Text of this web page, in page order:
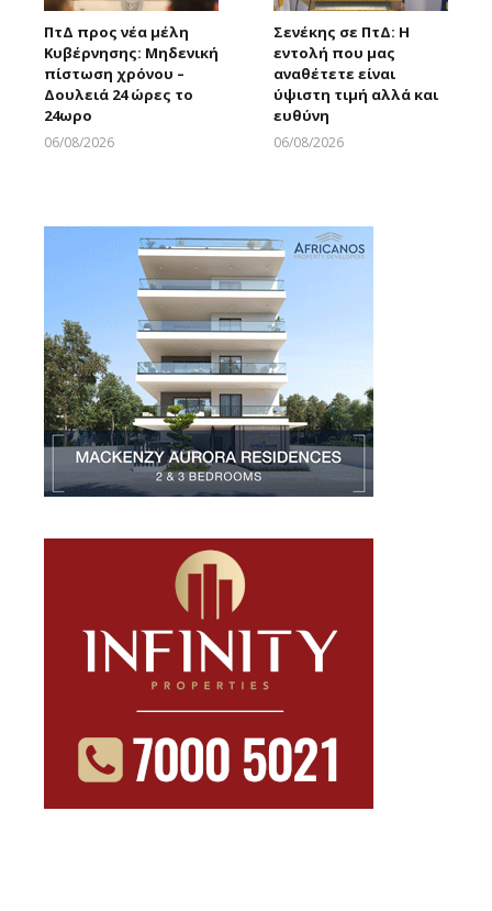
ΠτΔ προς νέα μέλη
Κυβέρνησης: Μηδενική
πίστωση χρόνου –
Δουλειά 24 ώρες το
24ωρο
06/08/2026
Σενέκης σε ΠτΔ: Η
εντολή που μας
αναθέτετε είναι
ύψιστη τιμή αλλά και
ευθύνη
06/08/2026